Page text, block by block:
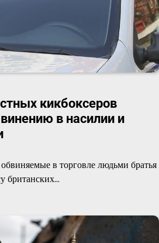
кикбоксеров
в насилии и
в торговле людьми братья
британских…